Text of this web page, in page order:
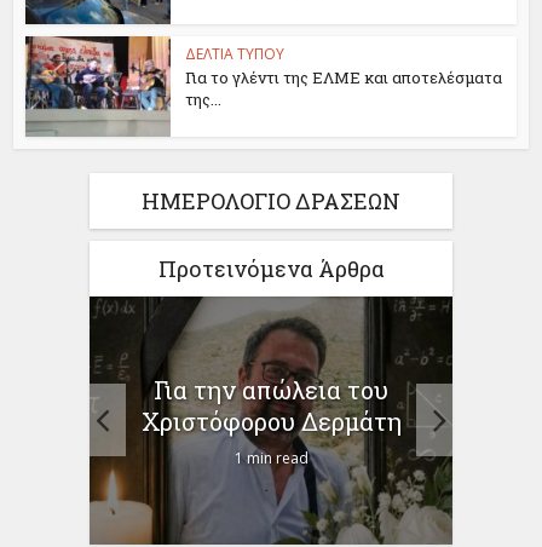
ΔΕΛΤΙΑ ΤΥΠΟΥ
Για το γλέντι της ΕΛΜΕ και αποτελέσματα
της...
ΗΜΕΡΟΛΟΓΙΟ ΔΡΑΣΕΩΝ
Προτεινόμενα Άρθρα
Το «θαύμα» του
προγράμματος «Μαριέττα
Γιαννάκου»
3 min read